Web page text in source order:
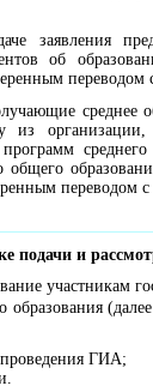
заявления
об
переводом
среднее
из
общего
переводом
подачи и
участникам
ГИА;